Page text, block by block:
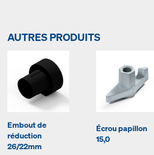
AUTRES PRODUITS
Embout de
réduction
26/22mm
Écrou papillon
15,0